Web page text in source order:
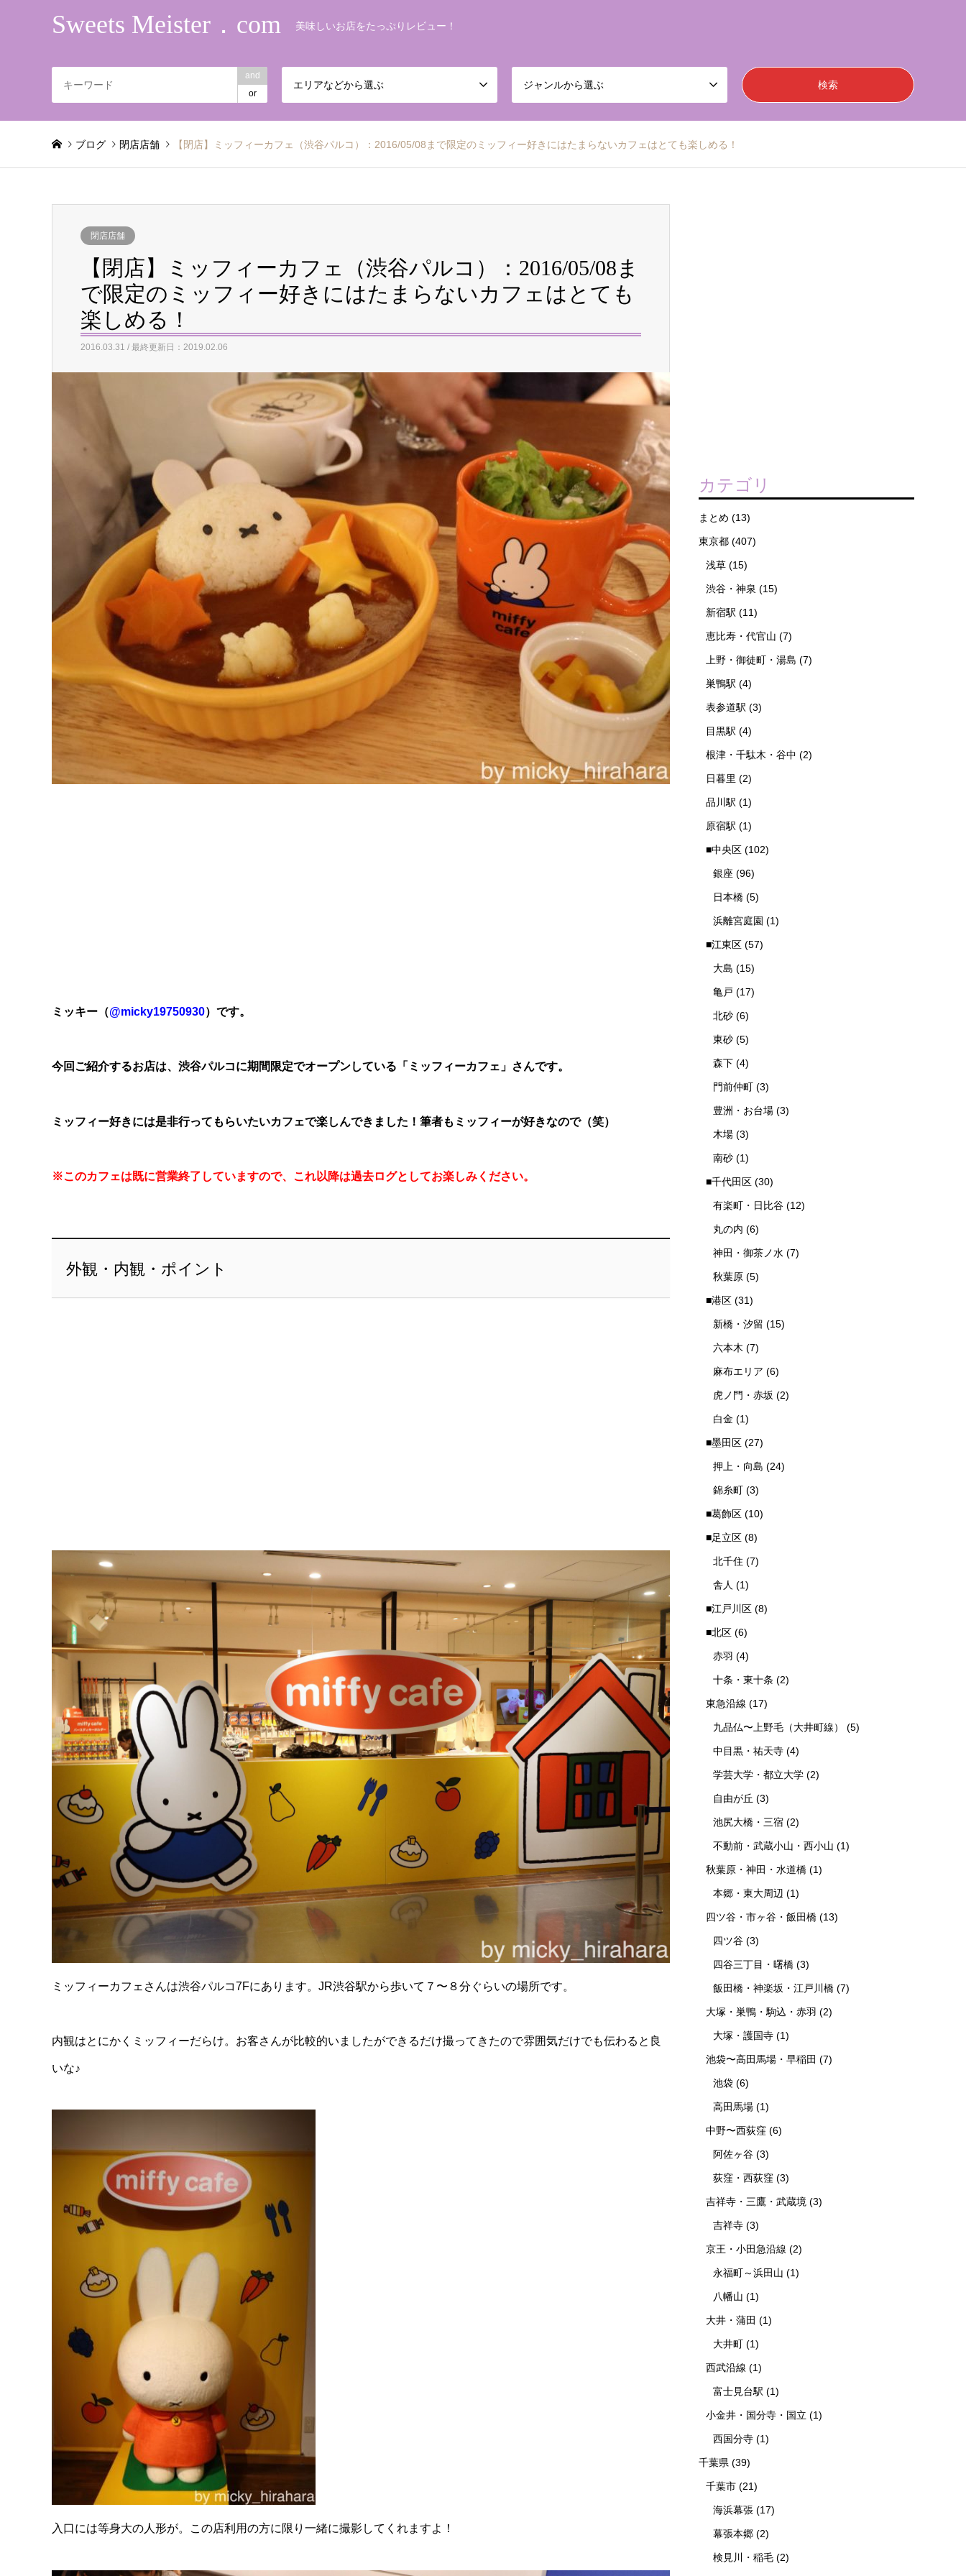
Sweets Meister．com 美味しいお店をたっぷりレビュー！
and
or
エリアなどから選ぶ ジャンルから選ぶ
ブログ 閉店店舗 【閉店】ミッフィーカフェ（渋谷パルコ）：2016/05/08まで限定のミッフィー好きにはたまらないカフェはとても楽しめる！
閉店店舗
【閉店】ミッフィーカフェ（渋谷パルコ）：2016/05/08ま
で限定のミッフィー好きにはたまらないカフェはとても
楽しめる！
2016.03.31 / 最終更新日：2019.02.06
ミッキー（@micky19750930）です。
今回ご紹介するお店は、渋谷パルコに期間限定でオープンしている「ミッフィーカフェ」さんです。
ミッフィー好きには是非行ってもらいたいカフェで楽しんできました！筆者もミッフィーが好きなので（笑）
※このカフェは既に営業終了していますので、これ以降は過去ログとしてお楽しみください。
外観・内観・ポイント
ミッフィーカフェさんは渋谷パルコ7Fにあります。JR渋谷駅から歩いて７〜８分ぐらいの場所です。
内観はとにかくミッフィーだらけ。お客さんが比較的いましたができるだけ撮ってきたので雰囲気だけでも伝わると良
いな♪
入口には等身大の人形が。この店利用の方に限り一緒に撮影してくれますよ！
カテゴリ
まとめ (13)
東京都 (407)
浅草 (15)
渋谷・神泉 (15)
新宿駅 (11)
恵比寿・代官山 (7)
上野・御徒町・湯島 (7)
巣鴨駅 (4)
表参道駅 (3)
目黒駅 (4)
根津・千駄木・谷中 (2)
日暮里 (2)
品川駅 (1)
原宿駅 (1)
■中央区 (102)
銀座 (96)
日本橋 (5)
浜離宮庭園 (1)
■江東区 (57)
大島 (15)
亀戸 (17)
北砂 (6)
東砂 (5)
森下 (4)
門前仲町 (3)
豊洲・お台場 (3)
木場 (3)
南砂 (1)
■千代田区 (30)
有楽町・日比谷 (12)
丸の内 (6)
神田・御茶ノ水 (7)
秋葉原 (5)
■港区 (31)
新橋・汐留 (15)
六本木 (7)
麻布エリア (6)
虎ノ門・赤坂 (2)
白金 (1)
■墨田区 (27)
押上・向島 (24)
錦糸町 (3)
■葛飾区 (10)
■足立区 (8)
北千住 (7)
舎人 (1)
■江戸川区 (8)
■北区 (6)
赤羽 (4)
十条・東十条 (2)
東急沿線 (17)
九品仏〜上野毛（大井町線） (5)
中目黒・祐天寺 (4)
学芸大学・都立大学 (2)
自由が丘 (3)
池尻大橋・三宿 (2)
不動前・武蔵小山・西小山 (1)
秋葉原・神田・水道橋 (1)
本郷・東大周辺 (1)
四ツ谷・市ヶ谷・飯田橋 (13)
四ツ谷 (3)
四谷三丁目・曙橋 (3)
飯田橋・神楽坂・江戸川橋 (7)
大塚・巣鴨・駒込・赤羽 (2)
大塚・護国寺 (1)
池袋〜高田馬場・早稲田 (7)
池袋 (6)
高田馬場 (1)
中野〜西荻窪 (6)
阿佐ヶ谷 (3)
荻窪・西荻窪 (3)
吉祥寺・三鷹・武蔵境 (3)
吉祥寺 (3)
京王・小田急沿線 (2)
永福町～浜田山 (1)
八幡山 (1)
大井・蒲田 (1)
大井町 (1)
西武沿線 (1)
富士見台駅 (1)
小金井・国分寺・国立 (1)
西国分寺 (1)
千葉県 (39)
千葉市 (21)
海浜幕張 (17)
幕張本郷 (2)
検見川・稲毛 (2)